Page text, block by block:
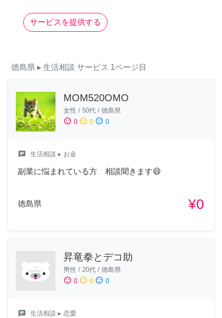
サービスを提供する
徳島県 ▸ 生活相談 サービス 1ページ目
MOM520OMO
女性 / 50代 / 徳島県
sentiment_satisfied 0 sentiment_neutral 0 sentiment_dissatisfied 0
chat 生活相談 ▸ お金
副業に悩まれている方 相談聞きます😄
徳島県 ¥0
昇竜拳とデコ助
男性 / 20代 / 徳島県
sentiment_satisfied 0 sentiment_neutral 0 sentiment_dissatisfied 0
chat 生活相談 ▸ 恋愛